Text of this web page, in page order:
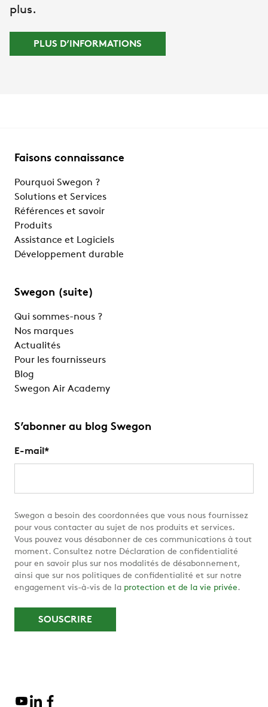
plus.
PLUS D’INFORMATIONS
Faisons connaissance
Pourquoi Swegon ?
Solutions et Services
Références et savoir
Produits
Assistance et Logiciels
Développement durable
Swegon (suite)
Qui sommes-nous ?
Nos marques
Actualités
Pour les fournisseurs
Blog
Swegon Air Academy
S’abonner au blog Swegon
E-mail *
Swegon a besoin des coordonnées que vous nous fournissez
pour vous contacter au sujet de nos produits et services.
Vous pouvez vous désabonner de ces communications à tout
moment. Consultez notre Déclaration de confidentialité
pour en savoir plus sur nos modalités de désabonnement,
ainsi que sur nos politiques de confidentialité et sur notre
engagement vis-à-vis de la protection et de la vie privée.